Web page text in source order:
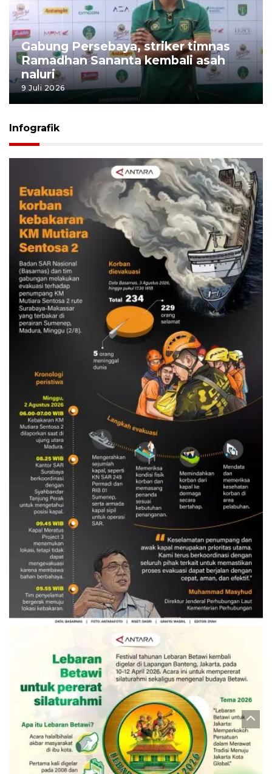
Gabung Persebaya, striker timnas
Ramadhan Sananta kembali asah
naluri
9 Juli 2026
Infografik
Evakuasi korban kebakaran KM
Mutiara Sentosa 2
3 Agustus 2026